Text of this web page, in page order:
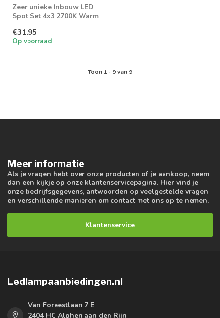
Zeer unieke Inbouw LED
Spot Set 4x3 2700K Warm
badkam...
€31,95
Op voorraad
Toon 1- 9van 9
Meer informatie
Als je vragen hebt over onze producten of je aankoop, neem
dan een kijkje op onze klantenservicepagina. Hier vind je
onze bedrijfsgegevens, antwoorden op veelgestelde vragen
en verschillende manieren om contact met ons op te nemen.
Klantenservice
Ledlampaanbiedingen.nl
Van Foreestlaan 7 E
2404 HC Alphen aan den Rijn